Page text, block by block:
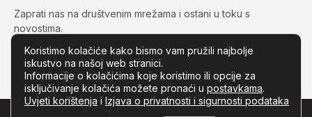
Zaprati nas na društvenim mrežama i ostani u toku s
novostima.
Koristimo kolačiće kako bismo vam pružili najbolje
iskustvo na našoj web stranici.
Informacije o kolačićima koje koristimo ili opcije za
isključivanje kolačića možete pronaći u postavkama.
Uvjeti korištenja i Izjava o privatnosti i sigurnosti podataka